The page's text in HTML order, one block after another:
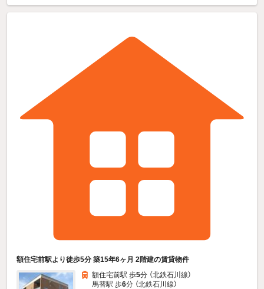
額住宅前駅より徒歩5分 築15年6ヶ月 2階建の賃貸物件
額住宅前駅 歩5分 （北鉄石川線）
馬替駅 歩6分 （北鉄石川線）